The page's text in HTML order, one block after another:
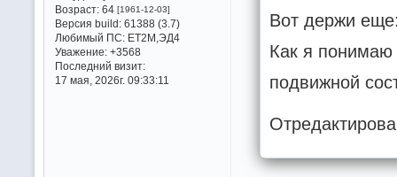
Возраст:64 [1961-12-03]
Версия build:61388 (3.7)
Любимый ПС:ET2M,ЭД4
Уважение: +3568
Последний визит:
17 мая, 2026г. 09:33:11
Вот держи
Как я понимаю
подвижной